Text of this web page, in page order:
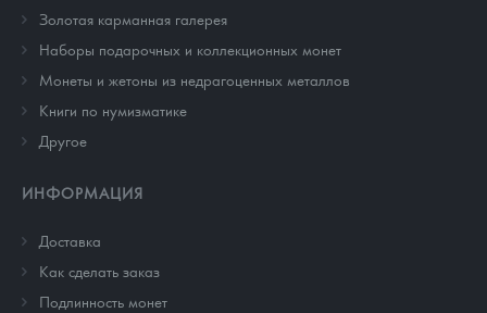
Золотая карманная галерея
Наборы подарочных и коллекционных монет
Монеты и жетоны из недрагоценных металлов
Книги по нумизматике
Другое
ИНФОРМАЦИЯ
Доставка
Как сделать заказ
Подлинность монет